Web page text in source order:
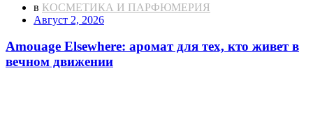
в КОСМЕТИКА И ПАРФЮМЕРИЯ
Август 2, 2026
Amouage Elsewhere: аромат для тех, кто живет в
вечном движении